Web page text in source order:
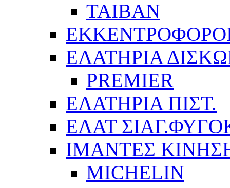
TAIBAN
ΕΛΑΤΗΡΙΑ
PREMIER
ΕΛΑΤΗΡΙΑ ΠΙΣΤ.
ΕΛΑΤ
ΙΜΑΝΤΕΣ
MICHELIN